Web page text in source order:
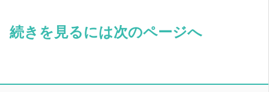
続きを見るには次のページへ